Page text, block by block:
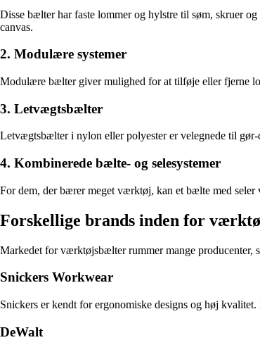
Disse bælter har faste lommer og hylstre til søm, skruer
canvas.
2. Modulære systemer
Modulære bælter giver mulighed for at tilføje eller fjerne
3. Letvægtsbælter
Letvægtsbælter i nylon eller polyester er velegnede til
4. Kombinerede bælte- og selesystemer
For dem, der bærer meget værktøj, kan et bælte med
Forskellige brands inden for
Markedet for værktøjsbælter rummer mange producenter,
Snickers Workwear
Snickers er kendt for ergonomiske designs og høj
DeWalt